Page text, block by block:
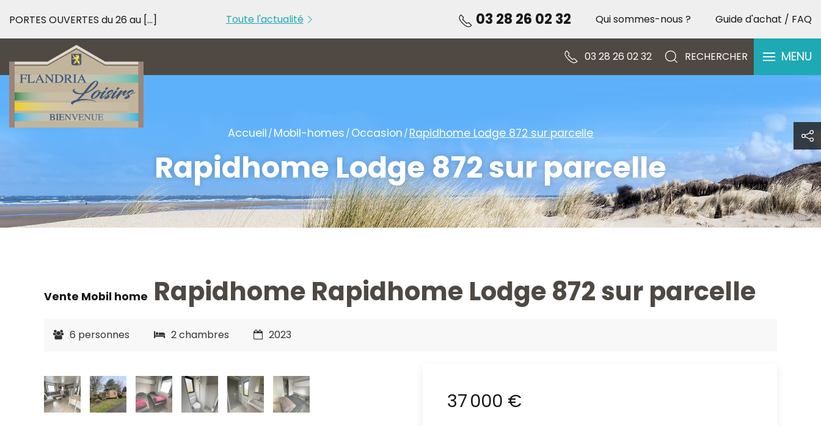
PORTES OUVERTES du 26 au [...] PORTES OUVERTES du 05 au [...] PORTES OUVERTES du 22 au [...] Spécial Occasion – Vente [...] PORTES
Toute l'actualité 03 28 26 02 32 Qui sommes-nous ? Guide d'achat / FAQ
03 28 26 02 32 RECHERCHER MENU
Accueil Mobil-homes Occasion Rapidhome Lodge 872 sur parcelle
Rapidhome Lodge 872 sur parcelle
Vente Mobil home Rapidhome Rapidhome Lodge 872 sur parcelle
6 personnes 2 chambres 2023
37 000 €